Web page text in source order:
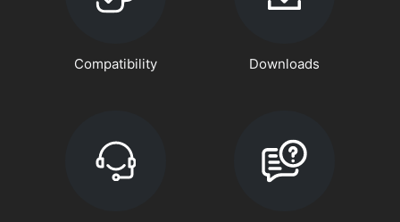
Compatibility Downloads